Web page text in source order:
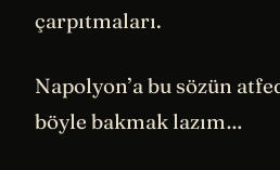
çarpıtmaları.
Napolyon’a bu sözün
böyle bakmak lazım…